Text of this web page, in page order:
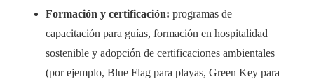
Formación y certificación: programas de
capacitación para guías, formación en hospitalidad
sostenible y adopción de certificaciones ambientales
(por ejemplo, Blue Flag para playas, Green Key para